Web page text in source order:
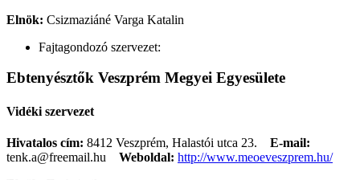
Elnök: Csizmaziáné Varga Katalin
Fajtagondozó szervezet:
Ebtenyésztők Veszprém Megyei Egyesülete
Vidéki szervezet
Hivatalos cím: 8412 Veszprém, Halastói utca 23. E-mail:
tenk.a@freemail.hu
Weboldal: http://www.meoeveszprem.hu/